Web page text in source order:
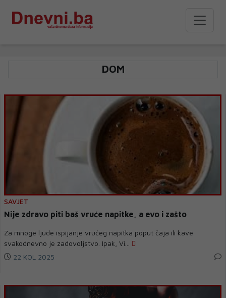
DOM
SAVJET
Nije zdravo piti baš vruće napitke, a evo i zašto
Za mnoge ljude ispijanje vrućeg napitka poput čaja ili kave
svakodnevno je zadovoljstvo. Ipak, Vi...
22 KOL 2025